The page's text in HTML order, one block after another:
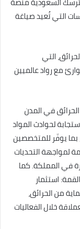
التي تُعيد صياغة
التي
مع رواد عالميين
في المدن
لحوادث المواد
بما يوفّر للمتخصصين
لمواجهة التحديات
في المملكة. كما
استثمار
من الحرائق،
خلال الفعاليات